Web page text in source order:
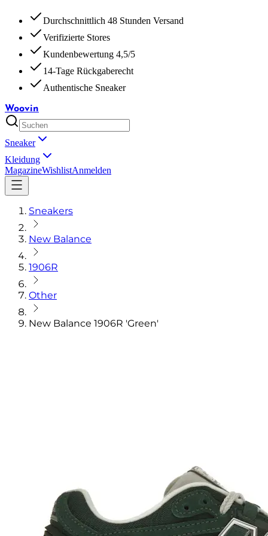
Durchschnittlich 48 Stunden Versand
Verifizierte Stores
Kundenbewertung 4,5/5
14-Tage Rückgaberecht
Authentische Sneaker
Woovin
Sneaker
Kleidung
MagazineWishlistAnmelden
Sneakers
New Balance
1906R
Other
New Balance 1906R 'Green'